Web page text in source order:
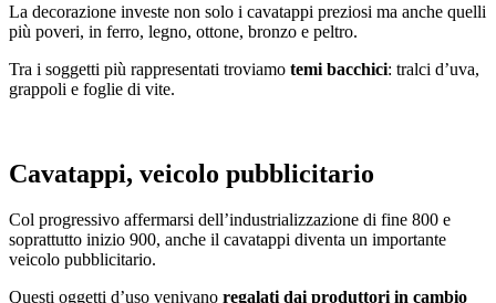
La decorazione investe non solo i cavatappi preziosi ma anche quelli
più poveri, in ferro, legno, ottone, bronzo e peltro.
Tra i soggetti più rappresentati troviamo temi bacchici: tralci d’uva,
grappoli e foglie di vite.
Cavatappi, veicolo pubblicitario
Col progressivo affermarsi dell’industrializzazione di fine 800 e
soprattutto inizio 900, anche il cavatappi diventa un importante
veicolo pubblicitario.
Questi oggetti d’uso venivano regalati dai produttori in cambio